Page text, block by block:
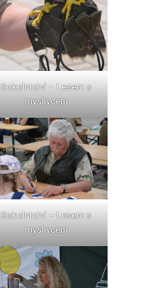
Sokolnictví – Lesem s
myslivcem
Sokolnictví – Lesem s
myslivcem